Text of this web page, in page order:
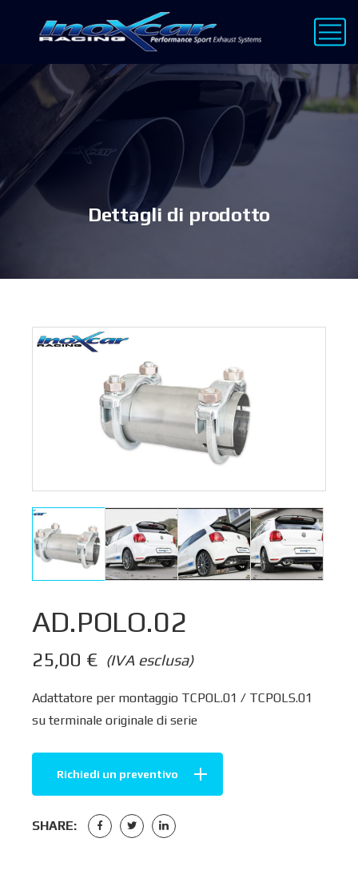
Dettagli di prodotto
AD.POLO.02
(IVA esclusa)
25,00 €
Adattatore per montaggio TCPOL.01 / TCPOLS.01
su terminale originale di serie
Richiedi un preventivo
SHARE: